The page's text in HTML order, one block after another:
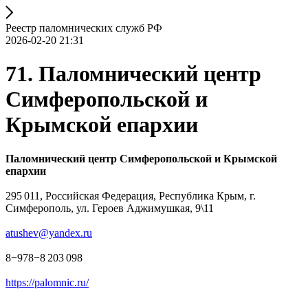
Реестр паломнических служб РФ
2026-02-20 21:31
71. Паломнический центр
Симферопольской и
Крымской епархии
Паломнический центр Симферопольской и Крымской
епархии
295 011, Российская Федерация, Республика Крым, г.
Симферополь, ул. Героев Аджимушкая, 9\11
atushev@yandex.ru
8−978−8 203 098
https://palomnic.ru/